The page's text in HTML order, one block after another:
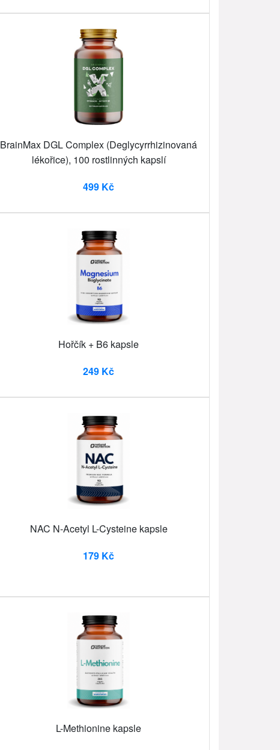
BrainMax DGL Complex (Deglycyrrhizinovaná
lékořice), 100 rostlinných kapslí
499 Kč
Hořčík + B6 kapsle
249 Kč
NAC N-Acetyl L-Cysteine ​​kapsle
179 Kč
L-Methionine kapsle